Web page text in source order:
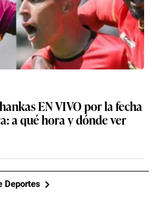
EN VIVO por la fecha
a qué hora y dónde ver
Deportes